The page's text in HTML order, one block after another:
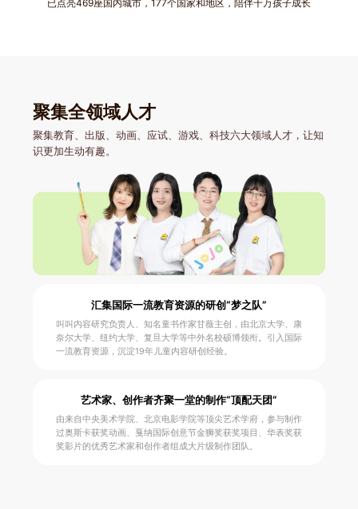
已点亮469座国内城市，177个国家和地区，陪伴千万孩子成长
聚集全领域人才
聚集教育、出版、动画、应试、游戏、科技六大领域人才，让知
识更加生动有趣。
汇集国际一流教育资源的研创“梦之队”
叫叫内容研究负责人、知名童书作家甘薇主创，由北京大学、康
奈尔大学、纽约大学、复旦大学等中外名校硕博领衔。引入国际
一流教育资源，沉淀19年儿童内容研创经验。
艺术家、创作者齐聚一堂的制作“顶配天团”
由来自中央美术学院、北京电影学院等顶尖艺术学府，参与制作
过奥斯卡获奖动画、戛纳国际创意节金狮奖获奖项目、华表奖获
奖影片的优秀艺术家和创作者组成大片级制作团队。